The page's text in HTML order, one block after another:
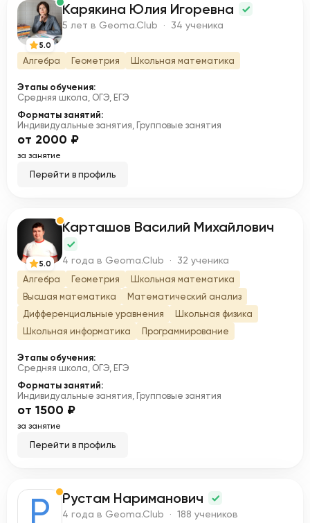
К
5.0
Карякина Юлия Игоревна
5 лет в Geoma.Club · 34 ученика
Алгебра Геометрия Школьная математика
Этапы обучения:
Средняя школа, ОГЭ, ЕГЭ
Форматы занятий:
Индивидуальные занятия, Групповые занятия
от 2000 ₽
за занятие
Перейти в профиль
К
5.0
Карташов Василий Михайлович
4 года в Geoma.Club · 32 ученика
Алгебра Геометрия
Школьная математика
Высшая математика
Математический анализ
Дифференциальные уравнения
Школьная физика
Школьная информатика
Программирование
Этапы обучения:
Средняя школа, ОГЭ, ЕГЭ
Форматы занятий:
Индивидуальные занятия, Групповые занятия
от 1500 ₽
за занятие
Перейти в профиль
Р Рустам Нариманович
4 года в Geoma.Club · 188 учеников